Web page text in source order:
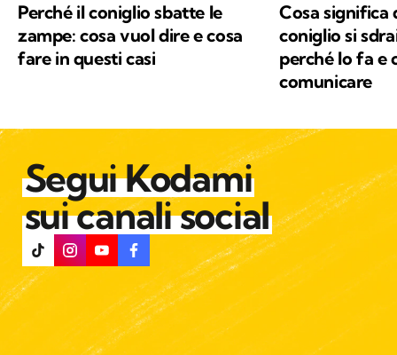
Perché il coniglio sbatte le
zampe: cosa vuol dire e cosa
fare in questi casi
Cosa significa
coniglio si
perché lo fa e
comunicare
Segui Kodami
sui canali social